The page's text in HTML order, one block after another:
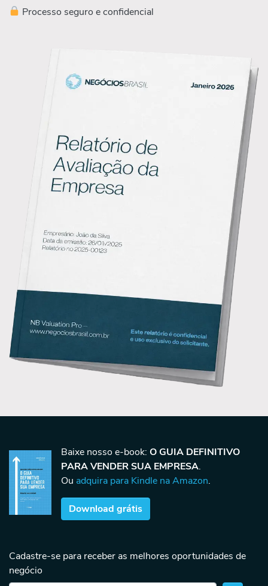
Processo seguro e confidencial
Baixe nosso e-book: O GUIA DEFINITIVO
PARA VENDER SUA EMPRESA.
Ou adquira para Kindle na Amazon.
Download grátis
Cadastre-se para receber as melhores oportunidades de
negócio